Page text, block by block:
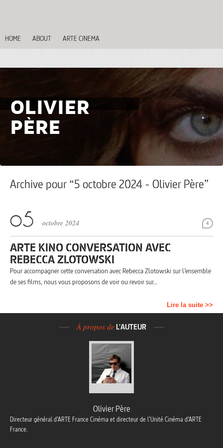
HOME ABOUT ARTE CINEMA
OLIVIER
PÈRE
Archive pour “5 octobre 2024 - Olivier Père”
4
octobre 2024
ARTE KINO CONVERSATION AVEC
REBECCA ZLOTOWSKI
Pour accompagner cette conversation avec Rebecca Zlotowski sur l’ensemble
de ses films, nous vous proposons de voir ou revoir sur…
Lire la suite >>
À propos de L'AUTEUR
Olivier Père
Directeur général d’ARTE France Cinéma et directeur de l’Unité Cinéma d’ARTE
France.